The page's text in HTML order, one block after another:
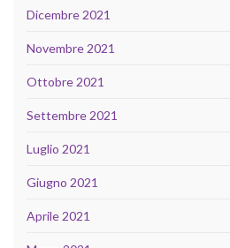
Dicembre 2021
Novembre 2021
Ottobre 2021
Settembre 2021
Luglio 2021
Giugno 2021
Aprile 2021